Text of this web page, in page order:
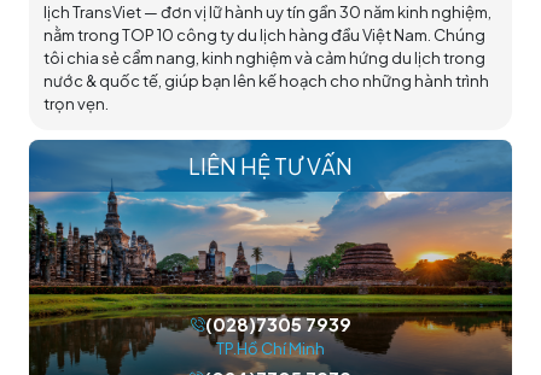
lịch TransViet — đơn vị lữ hành uy tín gần 30 năm kinh nghiệm,
nằm trong TOP 10 công ty du lịch hàng đầu Việt Nam. Chúng
tôi chia sẻ cẩm nang, kinh nghiệm và cảm hứng du lịch trong
nước & quốc tế, giúp bạn lên kế hoạch cho những hành trình
trọn vẹn.
LIÊN HỆ TƯ VẤN
(028)7305 7939
TP.Hồ Chí Minh